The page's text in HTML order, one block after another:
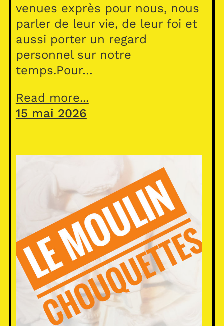
venues exprès pour nous, nous
parler de leur vie, de leur foi et
aussi porter un regard
personnel sur notre
temps.Pour…
Read more...
15 mai 2026